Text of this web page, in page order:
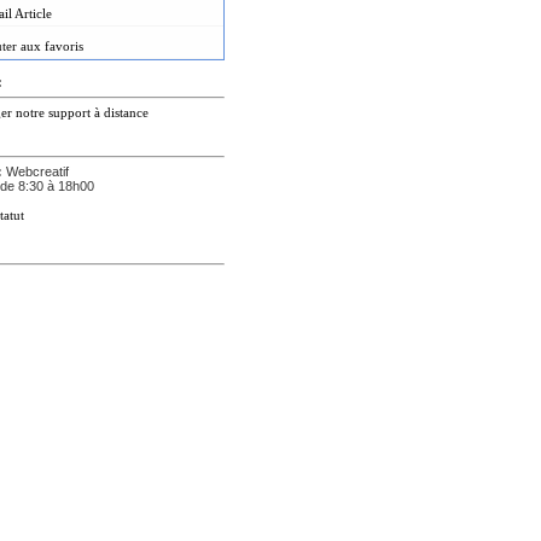
Article
aux favoris
notre support à distance
Webcreatif
8:30 à 18h00